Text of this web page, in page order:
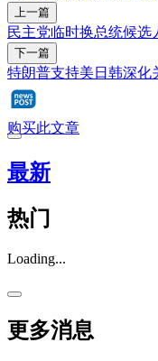
上一篇
民主党临时换总统候选
下一篇
特朗普支持美日韩深化
购买此文章
最新
热门
Loading...
更多消息